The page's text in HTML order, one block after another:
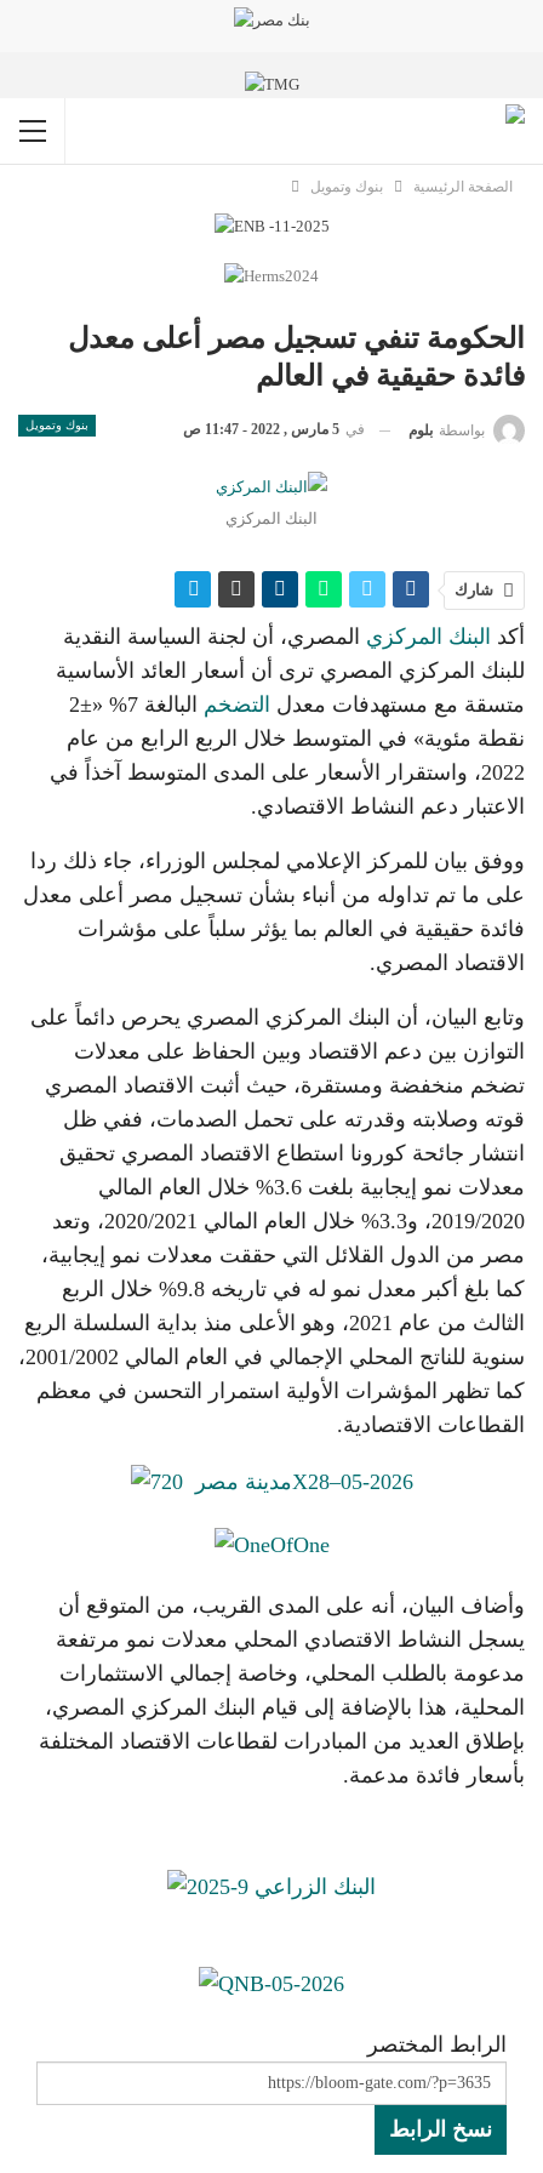
الصفحة الرئيسية بنوك وتمويل
الحكومة تنفي تسجيل مصر أعلى معدل
فائدة حقيقية في العالم
بنوك وتمويل بواسطة بلوم في 5 مارس , 2022 - 11:47 ص
البنك المركزي
شارك
أكد البنك المركزي المصري، أن لجنة السياسة النقدية
للبنك المركزي المصري ترى أن أسعار العائد الأساسية
متسقة مع مستهدفات معدل التضخم
البالغة 7% «±2
نقطة مئوية» في المتوسط خلال الربع الرابع من عام
2022، واستقرار الأسعار على المدى المتوسط آخذاً في
الاعتبار دعم النشاط الاقتصادي.
ووفق بيان للمركز الإعلامي لمجلس الوزراء، جاء ذلك ردا
على ما تم تداوله من أنباء بشأن تسجيل مصر أعلى معدل
فائدة حقيقية في العالم بما يؤثر سلباً على مؤشرات
الاقتصاد المصري.
وتابع البيان، أن البنك المركزي المصري يحرص دائماً على
التوازن بين دعم الاقتصاد وبين الحفاظ على معدلات
تضخم منخفضة ومستقرة، حيث أثبت الاقتصاد المصري
قوته وصلابته وقدرته على تحمل الصدمات، ففي ظل
انتشار جائحة كورونا استطاع الاقتصاد المصري تحقيق
معدلات نمو إيجابية بلغت 3.6% خلال العام المالي
2019/2020، و3.3% خلال العام المالي 2020/2021، وتعد
مصر من الدول القلائل التي حققت معدلات نمو إيجابية،
كما بلغ أكبر معدل نمو له في تاريخه 9.8% خلال الربع
الثالث من عام 2021، وهو الأعلى منذ بداية السلسلة الربع
سنوية للناتج المحلي الإجمالي في العام المالي 2001/2002،
كما تظهر المؤشرات الأولية استمرار التحسن في معظم
القطاعات الاقتصادية.
وأضاف البيان، أنه على المدى القريب، من المتوقع أن
يسجل النشاط الاقتصادي المحلي معدلات نمو مرتفعة
مدعومة بالطلب المحلي، وخاصة إجمالي الاستثمارات
المحلية، هذا بالإضافة إلى قيام البنك المركزي المصري،
بإطلاق العديد من المبادرات لقطاعات الاقتصاد المختلفة
بأسعار فائدة مدعمة.
الرابط المختصر
نسخ الرابط